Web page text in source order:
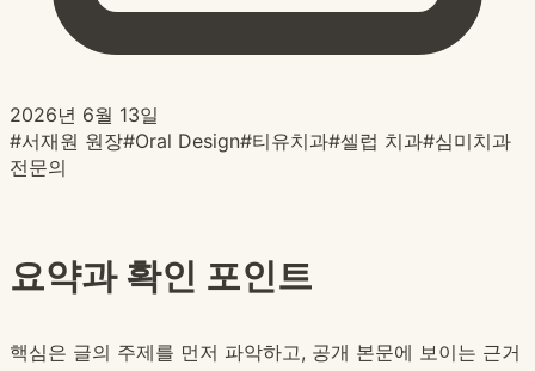
2026년 6월 13일
#서재원 원장#Oral Design#티유치과#셀럽 치과#심미치과
전문의
요약과 확인 포인트
핵심은 글의 주제를 먼저 파악하고, 공개 본문에 보이는 근거